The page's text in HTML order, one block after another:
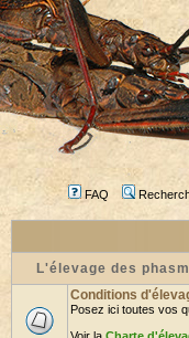
FAQ
L'élevage des
Conditions
Posez ici toutes vos